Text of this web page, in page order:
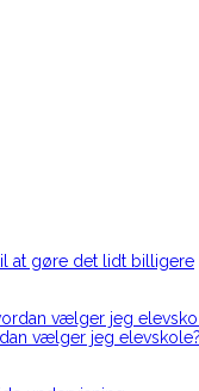
at gøre det lidt billigere
vælger jeg